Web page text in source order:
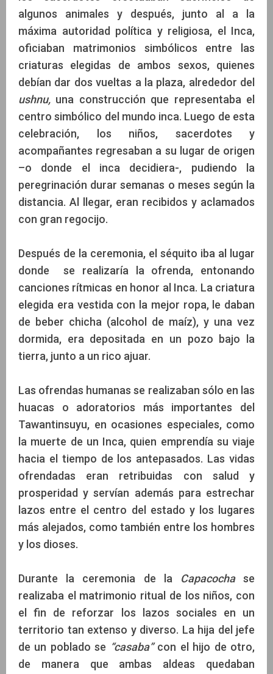
algunos animales y después, junto al a la
máxima autoridad política y religiosa, el Inca,
oficiaban matrimonios simbólicos entre las
criaturas elegidas de ambos sexos, quienes
debían dar dos vueltas a la plaza, alrededor del
ushnu, una construcción que representaba el
centro simbólico del mundo inca. Luego de esta
celebración, los niños, sacerdotes y
acompañantes regresaban a su lugar de origen
–o donde el inca decidiera-, pudiendo la
peregrinación durar semanas o meses según la
distancia. Al llegar, eran recibidos y aclamados
con gran regocijo.
Después de la ceremonia, el séquito iba al lugar
donde se realizaría la ofrenda, entonando
canciones rítmicas en honor al Inca. La criatura
elegida era vestida con la mejor ropa, le daban
de beber chicha (alcohol de maíz), y una vez
dormida, era depositada en un pozo bajo la
tierra, junto a un rico ajuar.
Las ofrendas humanas se realizaban sólo en las
huacas o adoratorios más importantes del
Tawantinsuyu, en ocasiones especiales, como
la muerte de un Inca, quien emprendía su viaje
hacia el tiempo de los antepasados. Las vidas
ofrendadas eran retribuidas con salud y
prosperidad y servían además para estrechar
lazos entre el centro del estado y los lugares
más alejados, como también entre los hombres
y los dioses.
Durante la ceremonia de la Capacochase
realizaba el matrimonio ritual de los niños, con
el fin de reforzar los lazos sociales en un
territorio tan extenso y diverso. La hija del jefe
de un poblado se “casaba”con el hijo de otro,
de manera que ambas aldeas quedaban